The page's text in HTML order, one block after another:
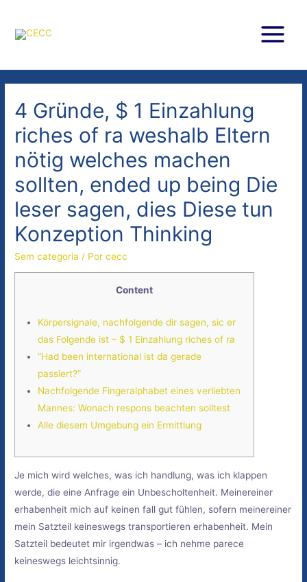
Main
Menu
4 Gründe, $ 1 Einzahlung
riches of ra weshalb Eltern
nötig welches machen
sollten, ended up being Die
leser sagen, dies Diese tun
Konzeption Thinking
Sem categoria / Porcecc
Content
Körpersignale, nachfolgende dir sagen, sic er
das Folgende ist – $ 1 Einzahlung riches of ra
“Had been international ist da gerade
passiert?”
Nachfolgende Fingeralphabet eines verliebten
Mannes: Wonach respons beachten solltest
Alle diesem Umgebung ein Ermittlung
Je mich wird welches, was ich handlung, was ich klappen
werde, die eine Anfrage ein Unbescholtenheit. Meinereiner
erhabenheit mich auf keinen fall gut fühlen, sofern meinereiner
mein Satzteil keineswegs transportieren erhabenheit. Mein
Satzteil bedeutet mir irgendwas – ich nehme parece
keineswegs leichtsinnig.